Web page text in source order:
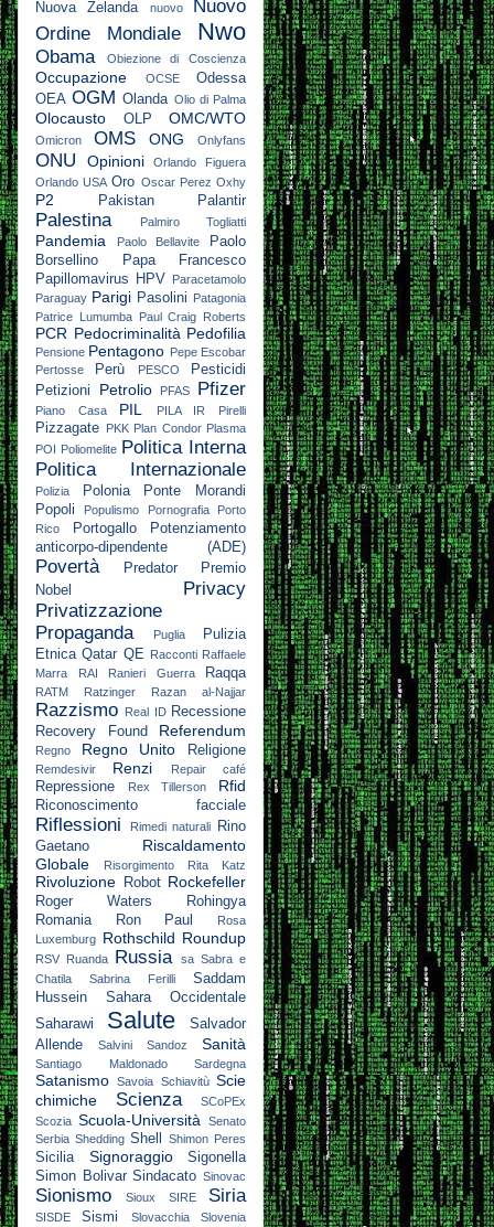
Nuova Zelanda nuovo
Nuovo
Ordine Mondiale
Nwo
Obama Obiezione di Coscienza
Occupazione OCSE
Odessa
OEA OGM Olanda Olio di Palma
Olocausto OLP OMC/WTO
Omicron OMS ONG Onlyfans
ONU Opinioni
Orlando Figuera
Orlando USA Oro Oscar Perez Oxhy
P2 Pakistan Palantir
Palestina Palmiro Togliatti
Pandemia Paolo Bellavite
Paolo
Borsellino
Papa Francesco
Papillomavirus HPV
Paracetamolo
Paraguay Parigi Pasolini Patagonia
Patrice Lumumba
Paul Craig Roberts
PCR Pedocriminalità Pedofilia
Pensione Pentagono Pepe Escobar
Pertosse
Perù PESCO
Pesticidi
Petizioni
Petrolio PFAS Pfizer
Piano Casa PIL PILA IR Pirelli
Pizzagate PKK Plan Condor Plasma
POI Poliomelite Politica Interna
Politica Internazionale
Polizia Polonia
Ponte Morandi
Popoli
Populismo Pornografia
Porto
Rico
Portogallo
Potenziamento
anticorpo-dipendente (ADE)
Povertà Predator
Premio
Nobel
Privacy
Privatizzazione
Propaganda
Puglia
Pulizia
Etnica Qatar QE Racconti Raffaele
Marra
RAI Ranieri Guerra Raqqa
RATM Ratzinger Razan al-Najjar
Razzismo Real ID Recessione
Recovery Found
Referendum
Regno Regno Unito Religione
Remdesivir Renzi Repair café
Repressione Rex Tillerson Rfid
Riconoscimento facciale
Riflessioni Rimedi naturali
Rino
Gaetano
Riscaldamento
Globale
Risorgimento Rita Katz
Rivoluzione Robot Rockefeller
Roger Waters
Rohingya
Romania
Ron Paul
Rosa
Luxemburg Rothschild Roundup
RSV Ruanda Russia sa Sabra e
Chatila
Sabrina Ferilli
Saddam
Hussein
Sahara Occidentale
Saharawi
Salute
Salvador
Allende
Salvini Sandoz Sanità
Santiago Maldonado Sardegna
Satanismo Savoia Schiavitù Scie
chimiche
Scienza
SCoPEx
Scozia Scuola-Università
Senato
Serbia Shedding Shell Shimon Peres
Sicilia Signoraggio
Sigonella
Simon Bolivar Sindacato Sinovac
Sionismo Sioux SIRE Siria
SISDE Sismi Slovacchia Slovenia